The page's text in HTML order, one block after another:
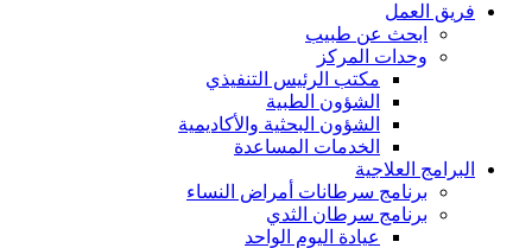
فريق العمل
ابحث عن طبيب
وحدات المركز
مكتب الرئيس التنفيذي
الشؤون الطبية
الشؤون البحثية والأكاديمية
الخدمات المساعدة
البرامج العلاجية
برنامج سرطانات أمراض النساء
برنامج سرطان الثدي
عيادة اليوم الواحد